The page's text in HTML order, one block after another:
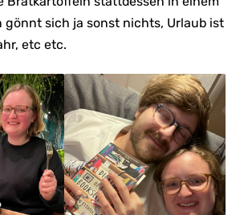
gönnt sich ja sonst nichts, Urlaub ist
etc etc.